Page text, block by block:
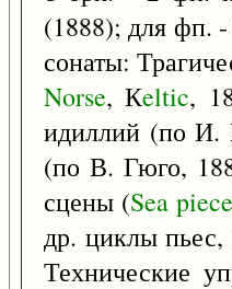
(1888); для фп.
сонаты:
Norse, Кeltic,
идиллий (по И.
(по В. Гюго,
сцены (Sea
др. циклы пьес,
Технические